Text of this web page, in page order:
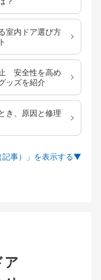
室内ドア選び方
安全性を高め
ッズを紹介
き、原因と修理
事）」を
ア